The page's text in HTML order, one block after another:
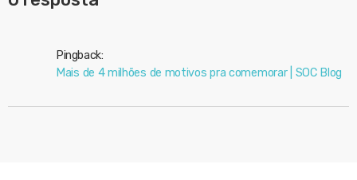
Pingback:
Mais de 4 milhões de motivos pra comemorar | SOC Blog